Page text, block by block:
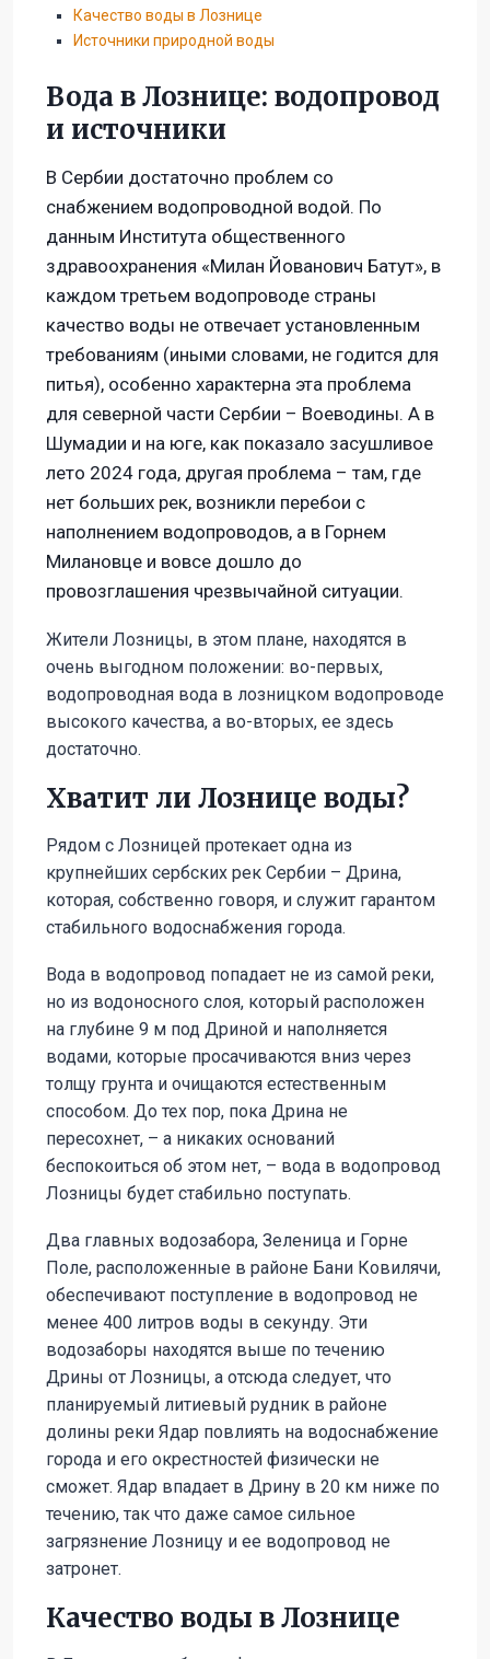
Качество воды в Лознице
Источники природной воды
Вода в Лознице: водопровод
и источники
В Сербии достаточно проблем со
снабжением водопроводной водой. По
данным Института общественного
здравоохранения «Милан Йованович Батут», в
каждом третьем водопроводе страны
качество воды не отвечает установленным
требованиям (иными словами, не годится для
питья), особенно характерна эта проблема
для северной части Сербии – Воеводины. А в
Шумадии и на юге, как показало засушливое
лето 2024 года, другая проблема – там, где
нет больших рек, возникли перебои с
наполнением водопроводов, а в Горнем
Милановце и вовсе дошло до
провозглашения чрезвычайной ситуации.
Жители Лозницы, в этом плане, находятся в
очень выгодном положении: во-первых,
водопроводная вода в лозницком водопроводе
высокого качества, а во-вторых, ее здесь
достаточно.
Хватит ли Лознице воды?
Рядом с Лозницей протекает одна из
крупнейших сербских рек Сербии – Дрина,
которая, собственно говоря, и служит гарантом
стабильного водоснабжения города.
Вода в водопровод попадает не из самой реки,
но из водоносного слоя, который расположен
на глубине 9 м под Дриной и наполняется
водами, которые просачиваются вниз через
толщу грунта и очищаются естественным
способом. До тех пор, пока Дрина не
пересохнет, – а никаких оснований
беспокоиться об этом нет, – вода в водопровод
Лозницы будет стабильно поступать.
Два главных водозабора, Зеленица и Горне
Поле, расположенные в районе Бани Ковилячи,
обеспечивают поступление в водопровод не
менее 400 литров воды в секунду. Эти
водозаборы находятся выше по течению
Дрины от Лозницы, а отсюда следует, что
планируемый литиевый рудник в районе
долины реки Ядар повлиять на водоснабжение
города и его окрестностей физически не
сможет. Ядар впадает в Дрину в 20 км ниже по
течению, так что даже самое сильное
загрязнение Лозницу и ее водопровод не
затронет.
Качество воды в Лознице